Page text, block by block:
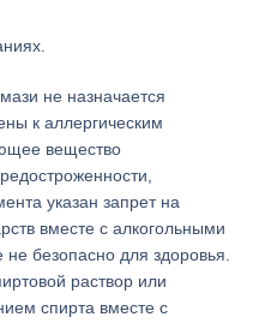
не назначается
к аллергическим
вещество
указан запрет на
вместе с алкогольными
безопасно для здоровья.
раствор или
спирта вместе с